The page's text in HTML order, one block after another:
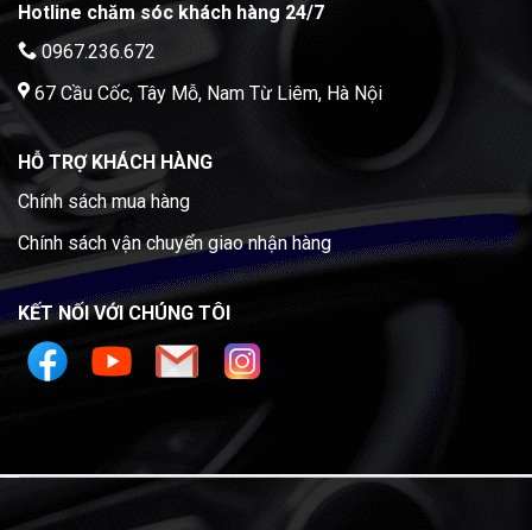
Hotline chăm sóc khách hàng 24/7
0967.236.672
67 Cầu Cốc, Tây Mỗ, Nam Từ Liêm, Hà Nội
HỖ TRỢ KHÁCH HÀNG
Chính sách mua hàng
Chính sách vận chuyển giao nhận hàng
KẾT NỐI VỚI CHÚNG TÔI